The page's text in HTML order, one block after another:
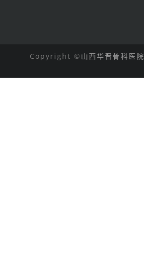
Copyright © 山西华晋骨科医院